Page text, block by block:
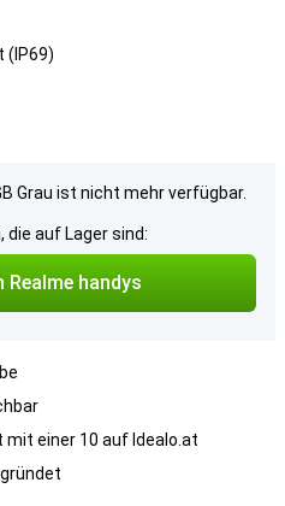
(IP69)
Grau ist nicht mehr verfügbar.
die auf Lager sind:
Realme handys
mit einer 10 auf Idealo.at